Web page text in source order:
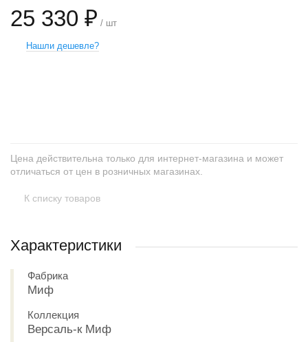
25 330 ₽ / шт
Нашли дешевле?
Цена действительна только для интернет-магазина и может
отличаться от цен в розничных магазинах.
К списку товаров
Характеристики
Фабрика
Миф
Коллекция
Версаль-к Миф